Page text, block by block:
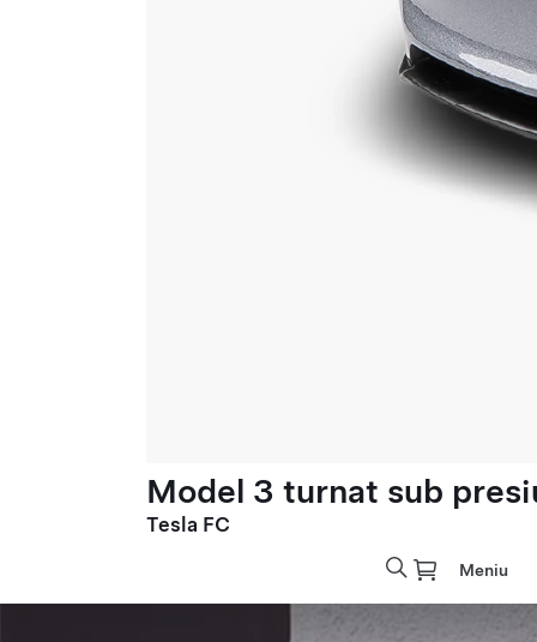
Model 3 turnat sub
Tesla FC
Meniu